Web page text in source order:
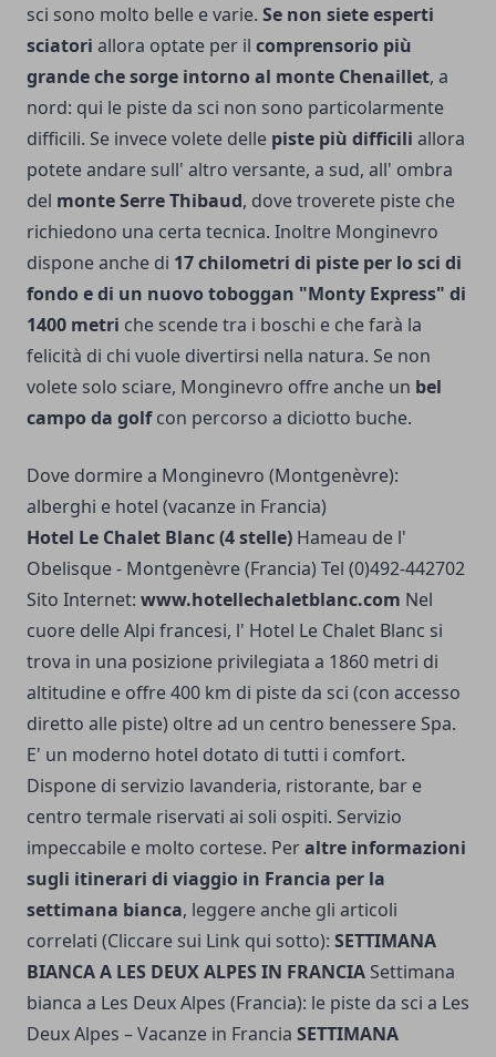
sci sono molto belle e varie. Se non siete esperti
sciatori allora optate per il comprensorio più
grande che sorge intorno al monte Chenaillet, a
nord: qui le piste da sci non sono particolarmente
difficili. Se invece volete delle piste più difficili allora
potete andare sull' altro versante, a sud, all' ombra
del monte Serre Thibaud, dove troverete piste che
richiedono una certa tecnica. Inoltre Monginevro
dispone anche di 17 chilometri di piste per lo sci di
fondo e di un nuovo toboggan "Monty Express" di
1400 metri che scende tra i boschi e che farà la
felicità di chi vuole divertirsi nella natura. Se non
volete solo sciare, Monginevro offre anche un bel
campo da golfcon percorso a diciotto buche.
Dove dormire a Monginevro (Montgenèvre):
alberghi e hotel (vacanze in Francia)
Hotel Le Chalet Blanc (4 stelle) Hameau de l'
Obelisque - Montgenèvre (Francia) Tel (0)492-442702
Sito Internet: www.hotellechaletblanc.com Nel
cuore delle Alpi francesi, l' Hotel Le Chalet Blanc si
trova in una posizione privilegiata a 1860 metri di
altitudine e offre 400 km di piste da sci (con accesso
diretto alle piste) oltre ad un centro benessere Spa.
E' un moderno hotel dotato di tutti i comfort.
Dispone di servizio lavanderia, ristorante, bar e
centro termale riservati ai soli ospiti. Servizio
impeccabile e molto cortese. Peraltre informazioni
sugli itinerari di viaggio in Francia per la
settimana bianca, leggere anche gli articoli
correlati (Cliccare sui Link qui sotto): SETTIMANA
BIANCA A LES DEUX ALPES IN FRANCIA Settimana
bianca a Les Deux Alpes (Francia): le piste da sci a Les
Deux Alpes – Vacanze in Francia SETTIMANA